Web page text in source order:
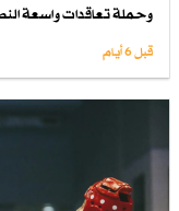
وحملة تعاقدات واسعة
قبل 6 أيام